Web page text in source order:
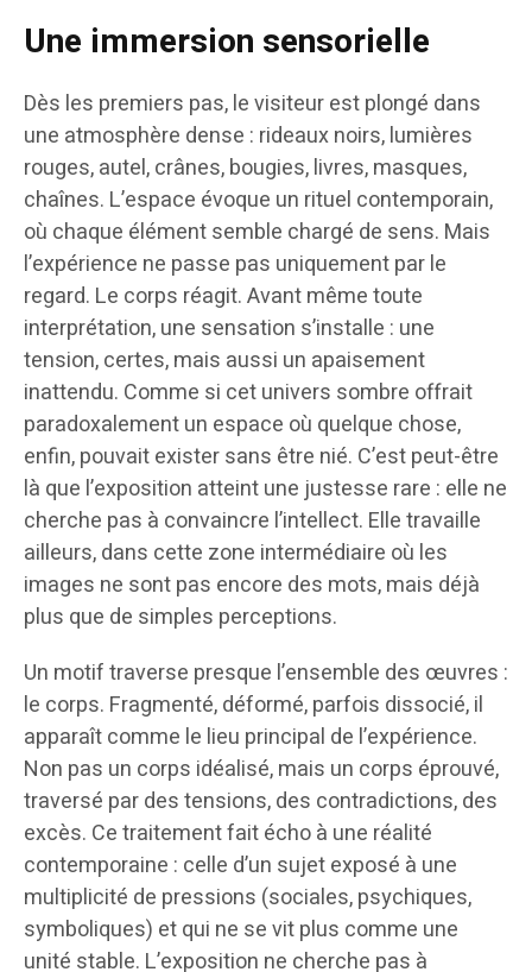
Une immersion sensorielle
Dès les premiers pas, le visiteur est plongé dans
une atmosphère dense : rideaux noirs, lumières
rouges, autel, crânes, bougies, livres, masques,
chaînes. L’espace évoque un rituel contemporain,
où chaque élément semble chargé de sens. Mais
l’expérience ne passe pas uniquement par le
regard. Le corps réagit. Avant même toute
interprétation, une sensation s’installe : une
tension, certes, mais aussi un apaisement
inattendu. Comme si cet univers sombre offrait
paradoxalement un espace où quelque chose,
enfin, pouvait exister sans être nié. C’est peut-être
là que l’exposition atteint une justesse rare : elle ne
cherche pas à convaincre l’intellect. Elle travaille
ailleurs, dans cette zone intermédiaire où les
images ne sont pas encore des mots, mais déjà
plus que de simples perceptions.
Un motif traverse presque l’ensemble des œuvres :
le corps. Fragmenté, déformé, parfois dissocié, il
apparaît comme le lieu principal de l’expérience.
Non pas un corps idéalisé, mais un corps éprouvé,
traversé par des tensions, des contradictions, des
excès. Ce traitement fait écho à une réalité
contemporaine : celle d’un sujet exposé à une
multiplicité de pressions (sociales, psychiques,
symboliques) et qui ne se vit plus comme une
unité stable. L’exposition ne cherche pas à